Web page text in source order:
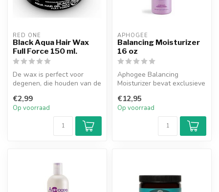
RED ONE
Black Aqua Hair Wax
Full Force 150 ml.
De wax is perfect voor
degenen, die houden van de
transpara...
€2,99
Op voorraad
APHOGEE
Balancing Moisturizer
16 oz
Aphogee Balancing
Moisturizer bevat exclusieve
mix van...
€12,95
Op voorraad